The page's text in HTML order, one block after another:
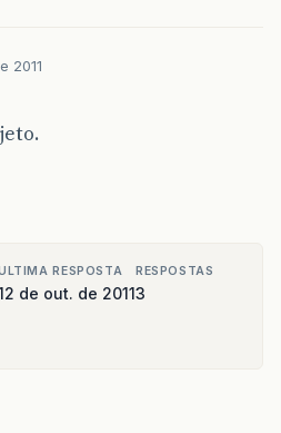
2011
RESPOSTA
de out. de 2011
RESPOSTAS
3